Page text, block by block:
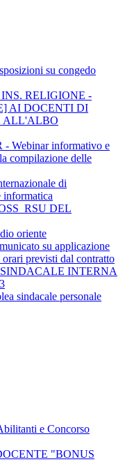
su congedo
RELIGIONE -
AI DOCENTI DI
ALL'ALBO
- Webinar informativo e
compilazione delle
di
informatica
DEL
oriente
su applicazione
previsti dal contratto
INTERNA
sindacale personale
e Concorso
"BONUS